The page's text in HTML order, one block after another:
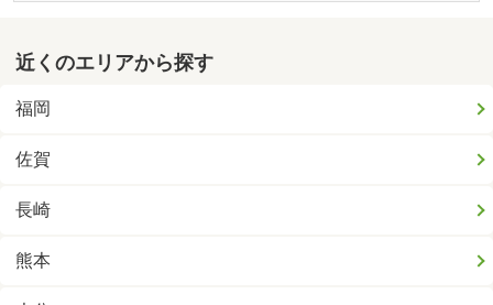
近くのエリアから探す
福岡
佐賀
長崎
熊本